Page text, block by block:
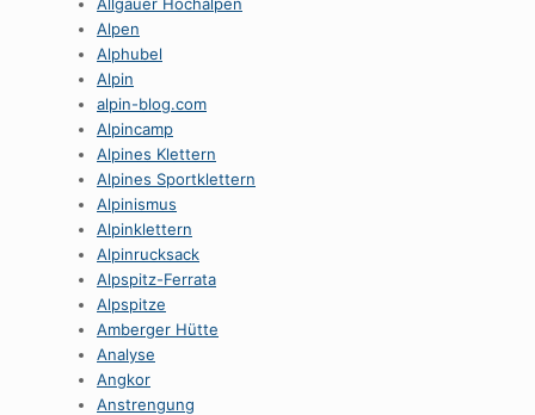
Alpen
Alphubel
Alpin
alpin-blog.com
Alpincamp
Alpines Klettern
Alpines Sportklettern
Alpinismus
Alpinklettern
Alpinrucksack
Alpspitz-Ferrata
Alpspitze
Amberger Hütte
Analyse
Angkor
Anstrengung